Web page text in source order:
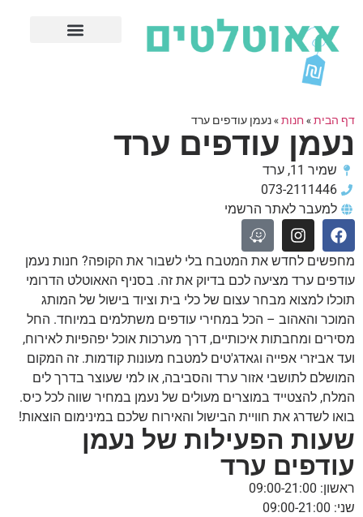
דף הבית» חנות»נעמן עודפים ערד
נעמן עודפים ערד
שמיר 11, ערד
073-2111446
למעבר לאתר הרשמי
מחפשים לחדש את המטבח בלי לשבור את הקופה? חנות נעמן
עודפים ערד מציעה לכם בדיוק את זה. בסניף האאוטלט הדרומי
תוכלו למצוא מבחר עצום של כלי בית וציוד בישול של המותג
המוכר והאהוב – הכל במחירי עודפים משתלמים במיוחד. החל
מסירים ומחבתות איכותיים, דרך מערכות אוכל יפהפיות לאירוח,
ועד אביזרי אפייה וגאדג'טים למטבח מעונות קודמות. זה המקום
המושלם לתושבי אזור ערד והסביבה, או למי שעוצר בדרך לים
המלח, להצטייד במוצרים מעולים של נעמן במחיר שווה לכל כיס.
בואו לשדרג את חוויית הבישול והאירוח שלכם במינימום הוצאות!
שעות הפעילות של נעמן
עודפים ערד
ראשון: 09:00-21:00
שני: 09:00-21:00